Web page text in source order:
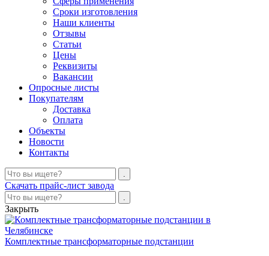
Сроки изготовления
Наши клиенты
Отзывы
Статьи
Цены
Реквизиты
Вакансии
Опросные листы
Покупателям
Доставка
Оплата
Объекты
Новости
Контакты
Скачать прайс-лист завода
Закрыть
Комплектные трансформаторные подстанции